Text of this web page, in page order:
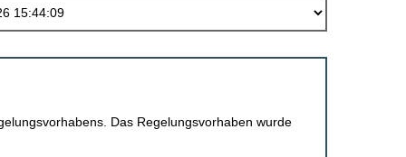
Das Regelungsvorhaben wurde